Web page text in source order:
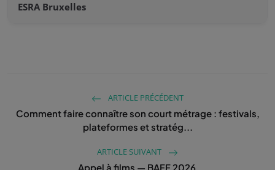
ESRA Bruxelles
ARTICLE PRÉCÉDENT
Comment faire connaître son court métrage : festivals,
plateformes et stratég...
ARTICLE SUIVANT
Appel à films — BAFF 2026